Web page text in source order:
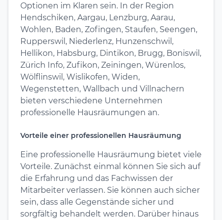
Optionen im Klaren sein. In der Region
Hendschiken, Aargau, Lenzburg, Aarau,
Wohlen, Baden, Zofingen, Staufen, Seengen,
Rupperswil, Niederlenz, Hunzenschwil,
Hellikon, Habsburg, Dintikon, Brugg, Boniswil,
Zürich Info, Zufikon, Zeiningen, Würenlos,
Wölflinswil, Wislikofen, Widen,
Wegenstetten, Wallbach und Villnachern
bieten verschiedene Unternehmen
professionelle Hausräumungen an.
Vorteile einer professionellen Hausräumung
Eine professionelle Hausräumung bietet viele
Vorteile. Zunächst einmal können Sie sich auf
die Erfahrung und das Fachwissen der
Mitarbeiter verlassen. Sie können auch sicher
sein, dass alle Gegenstände sicher und
sorgfältig behandelt werden. Darüber hinaus